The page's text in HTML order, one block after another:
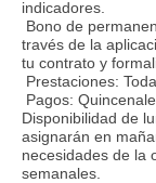
indicadores.
Bono de
través de la
tu contrato y
Prestaciones:
Pagos:
Disponibilidad de
asignarán en
necesidades de la
semanales.